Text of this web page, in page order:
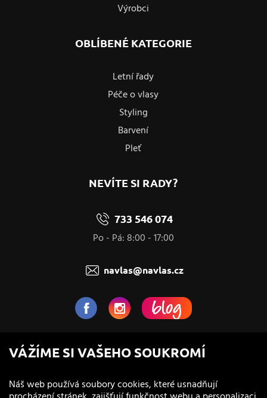
Výrobci
OBLÍBENÉ KATEGORIE
Letní řady
Péče o vlasy
Styling
Barvení
Pleť
NEVÍTE SI RADY?
733 546 074
Po - Pá: 8:00 - 17:00
navlas@navlas.cz
NaVlas.cz - Vlasová kosmetika
provozovatel e-shopu a prodejen
VÁŽÍME SI VAŠEHO SOUKROMÍ
Náš web používá soubory cookies, které usnadňují